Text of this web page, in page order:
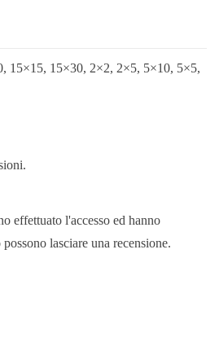
15×15, 15×30, 2×2, 2×5, 5×10, 5×5,
effettuato l'accesso ed hanno
lasciare una recensione.